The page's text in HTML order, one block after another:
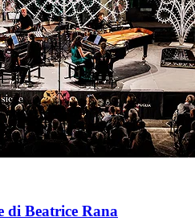
di Beatrice Rana